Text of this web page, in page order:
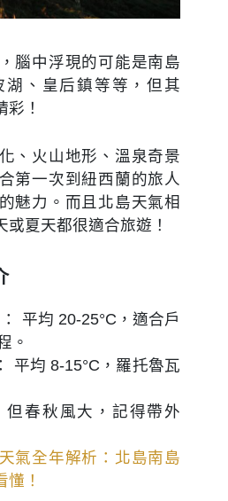
腦中浮現的可能是南島
、皇后鎮等等，但其
！
、火山地形、溫泉奇景
第一次到紐西蘭的旅人
魅力。而且北島天氣相
夏天都很適合旅遊！
： 平均 20-25°C，適合戶
。
： 平均 8-15°C，羅托魯瓦
但春秋風大，記得帶外
氣全年解析：北島南島
！